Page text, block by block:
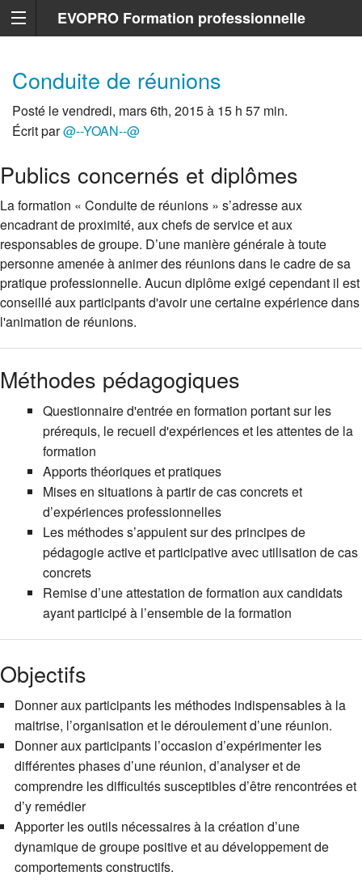
EVOPRO Formation professionnelle
Conduite de réunions
Posté le vendredi, mars 6th, 2015 à 15 h 57 min.
Écrit par@--YOAN--@
Publics concernés et diplômes
La formation « Conduite de réunions » s’adresse aux
encadrant de proximité, aux chefs de service et aux
responsables de groupe. D’une manière générale à toute
personne amenée à animer des réunions dans le cadre de sa
pratique professionnelle. Aucun diplôme exigé cependant il est
conseillé aux participants d'avoir une certaine expérience dans
l'animation de réunions.
Méthodes pédagogiques
Questionnaire d'entrée en formation portant sur les
prérequis, le recueil d'expériences et les attentes de la
formation
Apports théoriques et pratiques
Mises en situations à partir de cas concrets et
d’expériences professionnelles
Les méthodes s’appuient sur des principes de
pédagogie active et participative avec utilisation de cas
concrets
Remise d’une attestation de formation aux candidats
ayant participé à l’ensemble de la formation
Objectifs
Donner aux participants les méthodes indispensables à la
maitrise, l’organisation et le déroulement d’une réunion.
Donner aux participants l’occasion d’expérimenter les
différentes phases d’une réunion, d’analyser et de
comprendre les difficultés susceptibles d’être rencontrées et
d’y remédier
Apporter les outils nécessaires à la création d’une
dynamique de groupe positive et au développement de
comportements constructifs.